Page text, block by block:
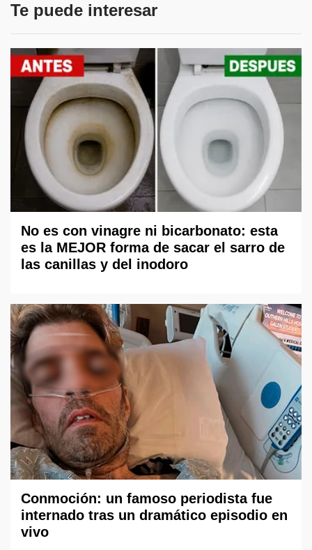
Te puede interesar
No es con vinagre ni bicarbonato: esta
es la MEJOR forma de sacar el sarro de
las canillas y del inodoro
Conmoción: un famoso periodista fue
internado tras un dramático episodio en
vivo